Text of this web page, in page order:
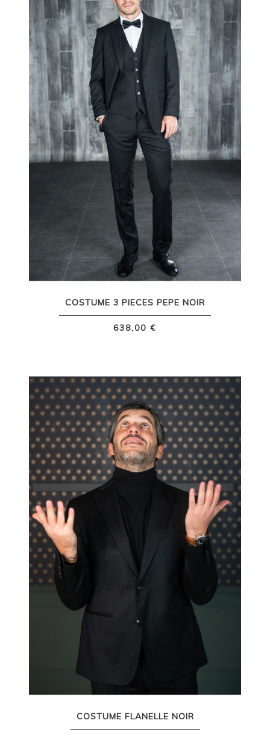
COSTUME 3 PIECES PEPE NOIR
638,00 €
COSTUME FLANELLE NOIR